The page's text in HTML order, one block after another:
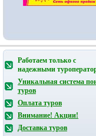
Работаем только с
надежными
Уникальная система
туров
Оплата туров
Внимание! Акции!
Доставка туров